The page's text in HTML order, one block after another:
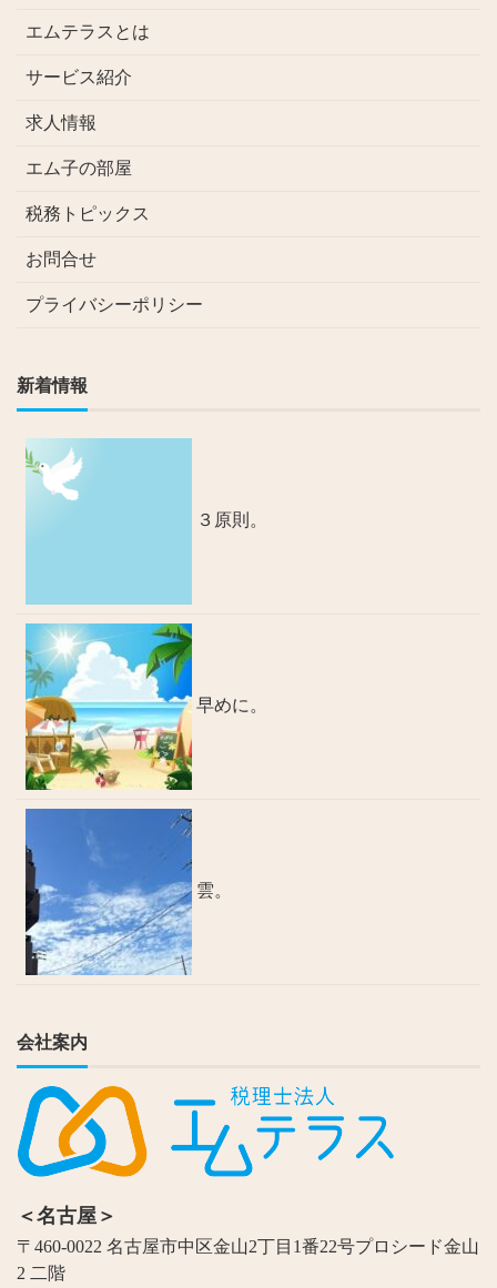
エムテラスとは
サービス紹介
求人情報
エム子の部屋
税務トピックス
お問合せ
プライバシーポリシー
新着情報
３原則。
早めに。
雲。
会社案内
＜名古屋＞
〒460-0022 名古屋市中区金山2丁目1番22号プロシード金山
2 二階